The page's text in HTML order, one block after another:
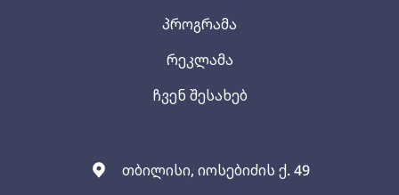
თბილისი, იოსებიძის ქ. 49
პროგრამა
რეკლამა
ჩვენ შესახებ